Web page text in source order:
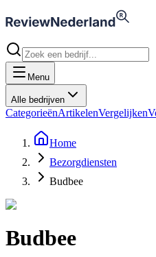
Menu
Alle bedrijven
CategorieënArtikelenVergelijken
Home
Bezorgdiensten
Budbee
Budbee